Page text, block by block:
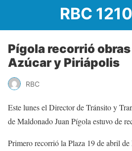
RBC
Pígola recorrió obras
Azúcar y Piriápolis
RBC
Este lunes el Director de Tránsito y
de Maldonado Juan Pígola estuvo de
Primero recorrió la Plaza 19 de abril